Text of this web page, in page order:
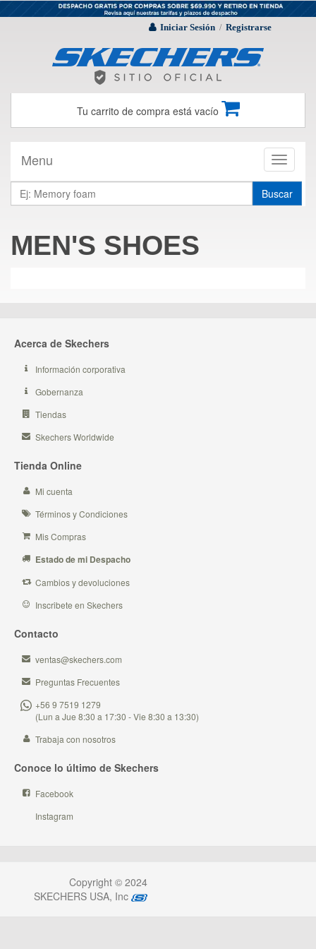
Iniciar Sesión / Registrarse
Tu carrito de compra está vacío
Toggle
Menu
Buscar
MEN'S SHOES
Acerca de Skechers
Información corporativa
Gobernanza
Tiendas
Skechers Worldwide
Tienda Online
Mi cuenta
Términos y Condiciones
Mis Compras
Estado de mi Despacho
Cambios y devoluciones
Inscribete en Skechers
Contacto
ventas@skechers.com
Preguntas Frecuentes
+56 9 7519 1279
(Lun a Jue 8:30 a 17:30 - Vie 8:30 a 13:30)
Trabaja con nosotros
Conoce lo último de Skechers
Facebook
Instagram
Copyright © 2024
SKECHERS USA, Inc